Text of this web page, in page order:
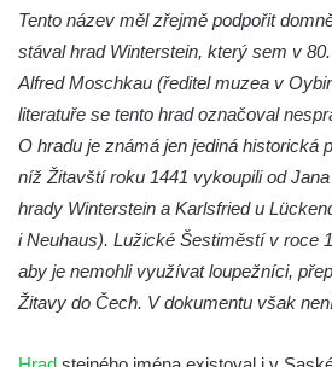
Hrad Klamorna
Hrad Starý Rybník (Altenteich)
Hrad Egerberk (Lestkov)
Hrad Šumburk (Schönburg)
Hrad Krupka
Hrad Ronov
Tento název měl zřejmě podpořit
stával hrad Winterstein, který sem v
Alfred Moschkau (ředitel muzea v
literatuře se tento hrad označoval
O hradu je známá jen jediná historická
níž Žitavští roku 1441 vykoupili od
hrady Winterstein a Karlsfried u
i Neuhaus). Lužické Šestiměstí v roce
aby je nemohli využívat loupežníci,
Žitavy do Čech. V dokumentu však